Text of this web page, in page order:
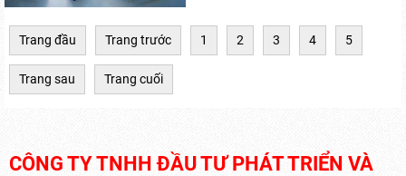
Trang đầu Trang trước 1 2 3 4 5
Trang sau Trang cuối
CÔNG TY TNHH ĐẦU TƯ PHÁT TRIỂN VÀ